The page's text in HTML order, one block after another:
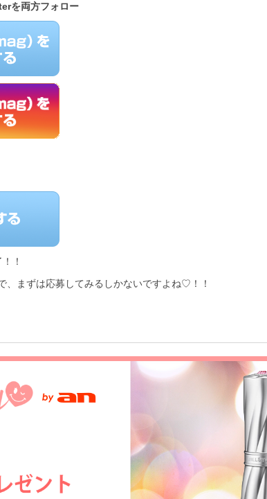
を両方フォロー
！
、まずは応募してみるしかないですよね♡！！